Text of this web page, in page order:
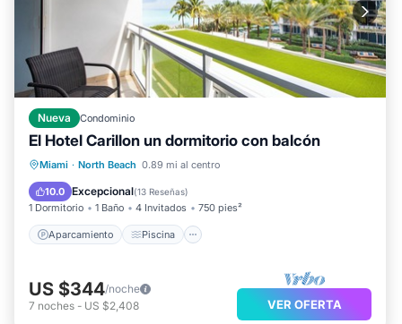
Nueva Condominio
El Hotel Carillon un dormitorio con balcón
Miami · North Beach 0.89 mi al centro
10.0 Excepcional(13 Reseñas)
1 Dormitorio 1 Baño 4 Invitados 750 pies²
Aparcamiento Piscina
Aparcamiento Piscina
Vistas
US $344/noche
7 noches - US $2,408 VER OFERTA